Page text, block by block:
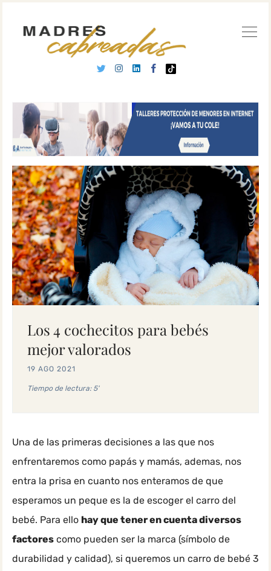
Buscar
Los 4 cochecitos para bebés
mejor valorados
19 AGO 2021
Tiempo de lectura: 5'
Una de las primeras decisiones a las que nos
enfrentaremos como papás y mamás, ademas, nos
entra la prisa en cuanto nos enteramos de que
esperamos un peque es la de escoger el carro del
bebé. Para ello hay que tener en cuenta diversos
factores como pueden ser la marca (símbolo de
durabilidad y calidad), si queremos un carro de bebé 3